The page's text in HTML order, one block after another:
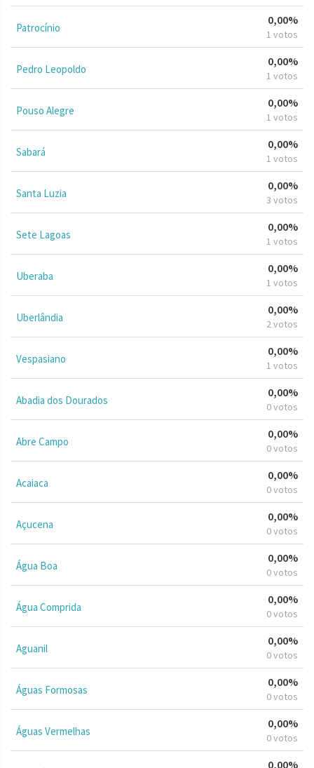
Patrocínio
0,00%
1 votos
Pedro Leopoldo
0,00%
1 votos
Pouso Alegre
0,00%
1 votos
Sabará
0,00%
1 votos
Santa Luzia
0,00%
3 votos
Sete Lagoas
0,00%
1 votos
Uberaba
0,00%
1 votos
Uberlândia
0,00%
2 votos
Vespasiano
0,00%
1 votos
Abadia dos Dourados
0,00%
0 votos
Abre Campo
0,00%
0 votos
Acaiaca
0,00%
0 votos
Açucena
0,00%
0 votos
Água Boa
0,00%
0 votos
Água Comprida
0,00%
0 votos
Aguanil
0,00%
0 votos
Águas Formosas
0,00%
0 votos
Águas Vermelhas
0,00%
0 votos
0,00%